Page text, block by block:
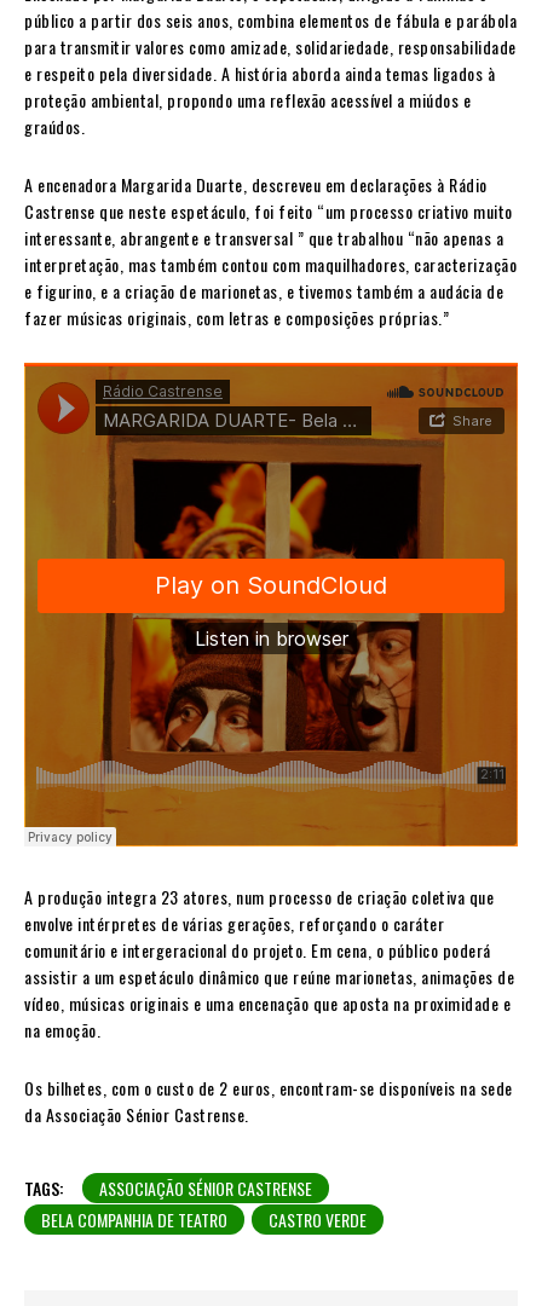
público a partir dos seis anos, combina elementos de fábula e parábola
para transmitir valores como amizade, solidariedade, responsabilidade
e respeito pela diversidade. A história aborda ainda temas ligados à
proteção ambiental, propondo uma reflexão acessível a miúdos e
graúdos.
A encenadora Margarida Duarte, descreveu em declarações à Rádio
Castrense que neste espetáculo, foi feito “um processo criativo muito
interessante, abrangente e transversal ” que trabalhou “não apenas a
interpretação, mas também contou com maquilhadores, caracterização
e figurino, e a criação de marionetas, e tivemos também a audácia de
fazer músicas originais, com letras e composições próprias.”
A produção integra 23 atores, num processo de criação coletiva que
envolve intérpretes de várias gerações, reforçando o caráter
comunitário e intergeracional do projeto. Em cena, o público poderá
assistir a um espetáculo dinâmico que reúne marionetas, animações de
vídeo, músicas originais e uma encenação que aposta na proximidade e
na emoção.
Os bilhetes, com o custo de 2 euros, encontram-se disponíveis na sede
da Associação Sénior Castrense.
TAGS:
ASSOCIAÇÃO SÉNIOR CASTRENSE
BELA COMPANHIA DE TEATRO
CASTRO VERDE